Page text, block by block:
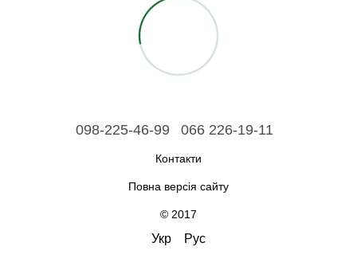
098-225-46-99 066 226-19-11
Контакти
Повна версія сайту
© 2017
Укр Рус